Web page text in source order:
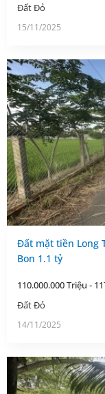
Đất Đỏ
15/11/2025
Đất mặt tiền Long
Bon 1.1 tỷ
110.000.000 Triệu -
Đất Đỏ
14/11/2025